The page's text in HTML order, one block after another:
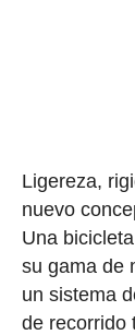
Ligereza,
nuevo
Una
su gama de
un sistema
de recorrido